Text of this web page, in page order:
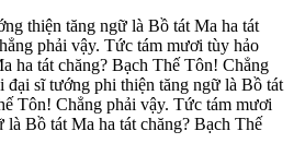
thiện tăng ngữ là Bồ tát Ma ha tát
phải vậy. Tức tám mươi tùy hảo
ha tát chăng? Bạch Thế Tôn! Chẳng
đại sĩ tướng phi thiện tăng ngữ là Bồ tát
Tôn! Chẳng phải vậy. Tức tám mươi
là Bồ tát Ma ha tát chăng? Bạch Thế